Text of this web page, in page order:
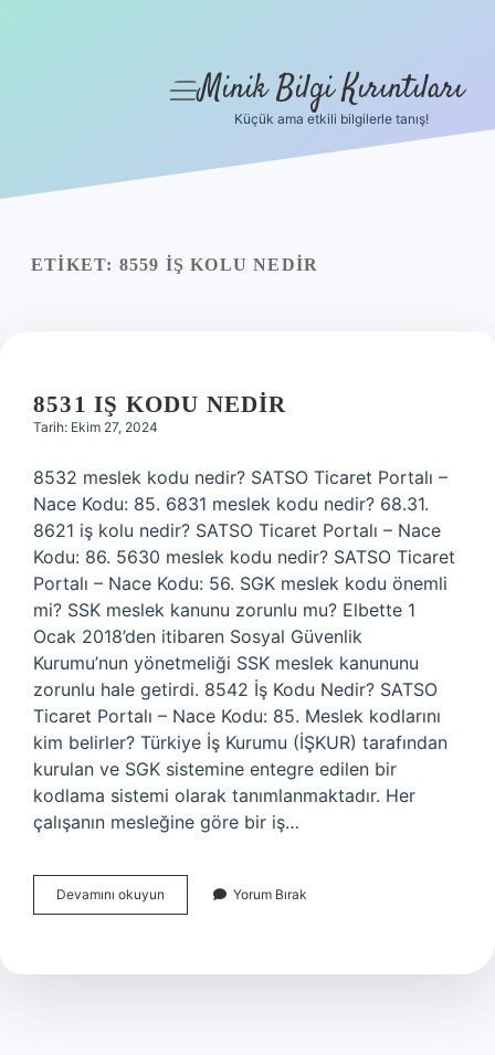
Yasal Uyarı
menüyü
Minik Bilgi Kırıntıları
Küçük ama etkili bilgilerle tanış!
ETIKET: 8559 İŞ KOLU NEDIR
8531 IŞ KODU NEDIR
Tarih: Ekim 27, 2024
8532 meslek kodu nedir? SATSO Ticaret Portalı –
Nace Kodu: 85. 6831 meslek kodu nedir? 68.31.
8621 iş kolu nedir? SATSO Ticaret Portalı – Nace
Kodu: 86. 5630 meslek kodu nedir? SATSO Ticaret
Portalı – Nace Kodu: 56. SGK meslek kodu önemli
mi? SSK meslek kanunu zorunlu mu? Elbette 1
Ocak 2018’den itibaren Sosyal Güvenlik
Kurumu’nun yönetmeliği SSK meslek kanununu
zorunlu hale getirdi. 8542 İş Kodu Nedir? SATSO
Ticaret Portalı – Nace Kodu: 85. Meslek kodlarını
kim belirler? Türkiye İş Kurumu (İŞKUR) tarafından
kurulan ve SGK sistemine entegre edilen bir
kodlama sistemi olarak tanımlanmaktadır. Her
çalışanın mesleğine göre bir iş…
Devamını okuyun
Iş
Yorum Bırak